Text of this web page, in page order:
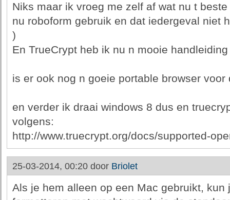
Niks maar ik vroeg me zelf af wat nu t
nu roboform gebruik en dat iedergeval niet
)
En TrueCrypt heb ik nu n mooie
is er ook nog n goeie portable browser
en verder ik draai windows 8 dus en
volgens:
http://www.truecrypt.org/docs/supported-
25-03-2014, 00:20 door Briolet
Als je hem alleen op een Mac gebruikt, kun